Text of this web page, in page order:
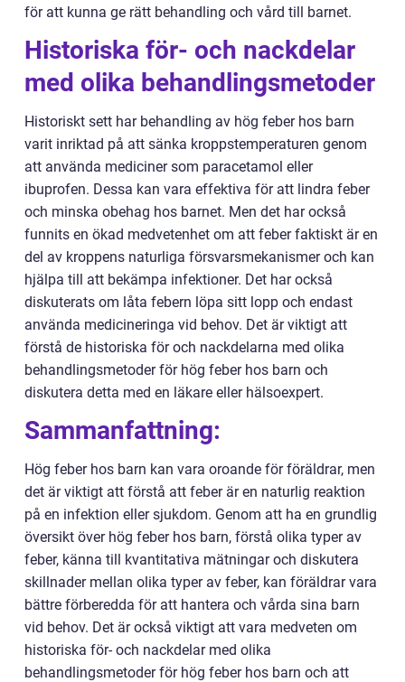
för att kunna ge rätt behandling och vård till barnet.
Historiska för- och nackdelar
med olika behandlingsmetoder
Historiskt sett har behandling av hög feber hos barn
varit inriktad på att sänka kroppstemperaturen genom
att använda mediciner som paracetamol eller
ibuprofen. Dessa kan vara effektiva för att lindra feber
och minska obehag hos barnet. Men det har också
funnits en ökad medvetenhet om att feber faktiskt är en
del av kroppens naturliga försvarsmekanismer och kan
hjälpa till att bekämpa infektioner. Det har också
diskuterats om låta febern löpa sitt lopp och endast
använda medicineringa vid behov. Det är viktigt att
förstå de historiska för och nackdelarna med olika
behandlingsmetoder för hög feber hos barn och
diskutera detta med en läkare eller hälsoexpert.
Sammanfattning:
Hög feber hos barn kan vara oroande för föräldrar, men
det är viktigt att förstå att feber är en naturlig reaktion
på en infektion eller sjukdom. Genom att ha en grundlig
översikt över hög feber hos barn, förstå olika typer av
feber, känna till kvantitativa mätningar och diskutera
skillnader mellan olika typer av feber, kan föräldrar vara
bättre förberedda för att hantera och vårda sina barn
vid behov. Det är också viktigt att vara medveten om
historiska för- och nackdelar med olika
behandlingsmetoder för hög feber hos barn och att